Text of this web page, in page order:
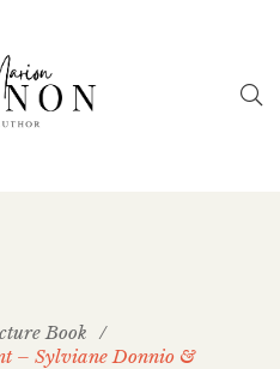
Book /
– Sylviane Donnio &